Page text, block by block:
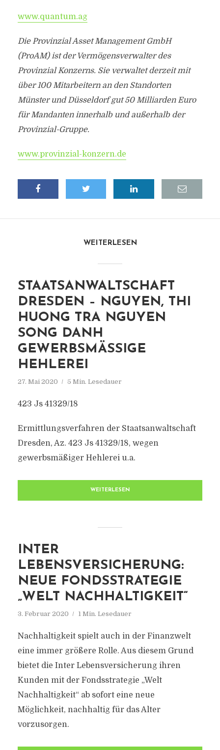
www.quantum.ag
Die Provinzial Asset Management GmbH
(ProAM) ist der Vermögensverwalter des
Provinzial Konzerns. Sie verwaltet derzeit mit
über 100 Mitarbeitern an den Standorten
Münster und Düsseldorf gut 50 Milliarden Euro
für Mandanten innerhalb und außerhalb der
Provinzial-Gruppe.
www.provinzial-konzern.de
WEITERLESEN
STAATSANWALTSCHAFT
DRESDEN – NGUYEN, THI
HUONG TRA NGUYEN
SONG DANH
GEWERBSMÄSSIGE H
EHLEREI
27. Mai 2020 5 Min. Lesedauer
423 Js 41329/18
Ermittlungsverfahren der Staatsanwaltschaft
Dresden, Az. 423 Js 41329/18, wegen
gewerbsmäßiger Hehlerei u.a.
WEITERLESEN
INTER
LEBENSVERSICHERUNG:
NEUE FONDSSTRATEGIE
„WELT NACHHALTIGKEIT“
3. Februar 2020 1 Min. Lesedauer
Nachhaltigkeit spielt auch in der Finanzwelt
eine immer größere Rolle. Aus diesem Grund
bietet die Inter Lebensversicherung ihren
Kunden mit der Fondsstrategie „Welt
Nachhaltigkeit“ ab sofort eine neue
Möglichkeit, nachhaltig für das Alter
vorzusorgen.